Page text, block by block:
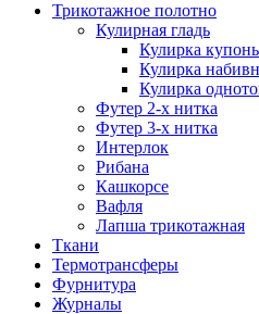
Трикотажное полотно
Кулирная гладь
Кулирка
Кулирка
Кулирка
Футер 2-х нитка
Футер 3-х нитка
Интерлок
Рибана
Кашкорсе
Вафля
Лапша трикотажная
Ткани
Термотрансферы
Фурнитура
Журналы